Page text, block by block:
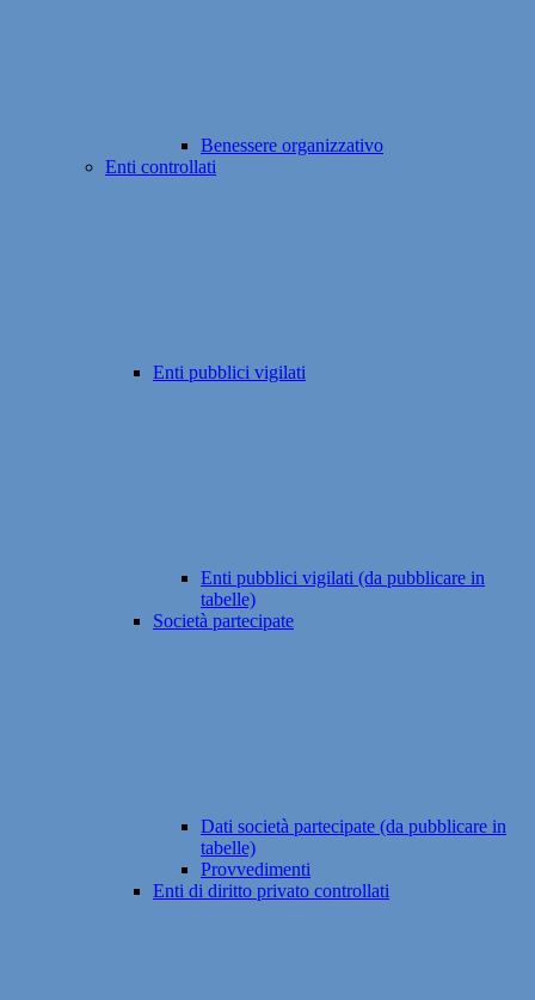
Benessere organizzativo
Enti controllati
Enti pubblici vigilati
Enti pubblici vigilati (da pubblicare in
tabelle)
Società partecipate
Dati società partecipate (da pubblicare in
tabelle)
Provvedimenti
Enti di diritto privato controllati